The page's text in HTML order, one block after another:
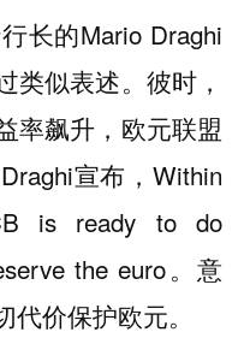
长的Mario Draghi
类似表述。彼时，
率飙升，欧元联盟
宣布，Within
is ready to do
the euro。意
价保护欧元。